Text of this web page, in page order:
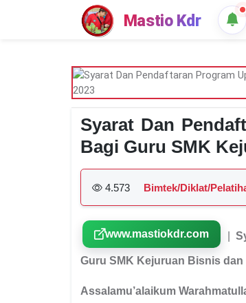
Mastio Kdr
Syarat Dan
Bagi Guru SMK
4.573 Bimtek/Diklat/
www.mastiokdr.com
Guru SMK Kejuruan Bisnis dan
Assalamu’alaikum